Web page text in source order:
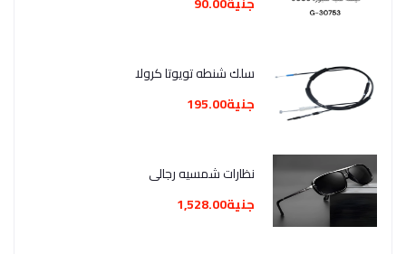
سلك شنطه تويوتا كرولا
جنية195.00
نظارات شمسيه رجالي
جنية1,528.00